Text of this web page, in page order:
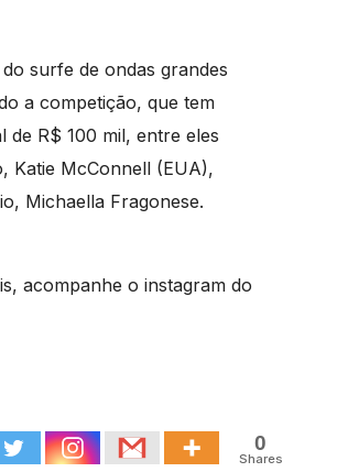
surfe de ondas grandes
a competição, que tem
de R$ 100 mil, entre eles
Katie McConnell (EUA),
Michaella Fragonese.
acompanhe o instagram do
0
Shares